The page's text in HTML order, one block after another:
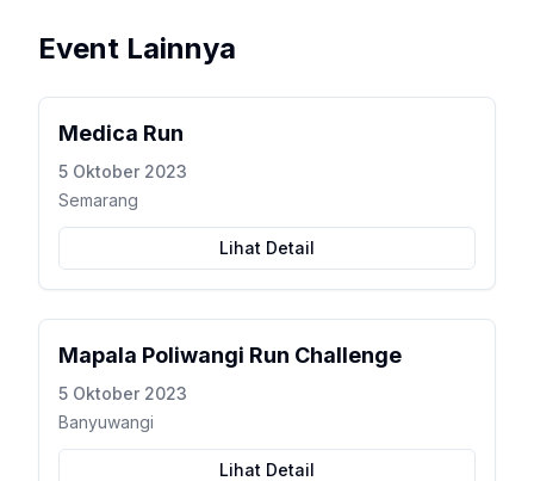
Event Lainnya
Medica Run
5 Oktober 2023
Semarang
Lihat Detail
Mapala Poliwangi Run Challenge
5 Oktober 2023
Banyuwangi
Lihat Detail